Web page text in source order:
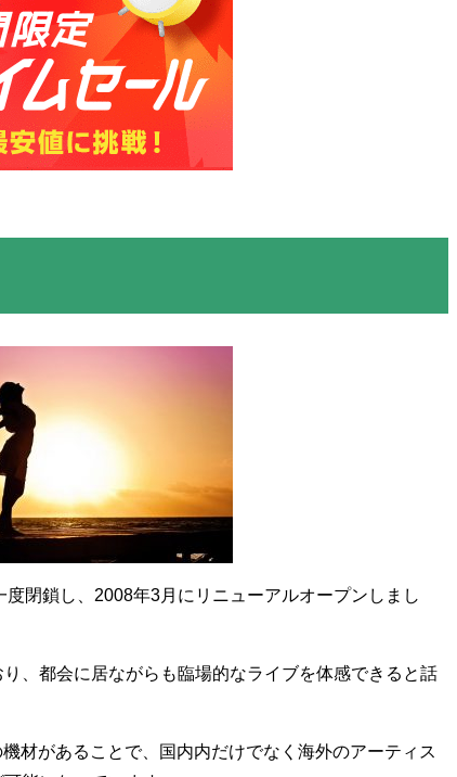
閉鎖し、2008年3月にリニューアルオープンしまし
、都会に居ながらも臨場的なライブを体感できると話
材があることで、国内内だけでなく海外のアーティス